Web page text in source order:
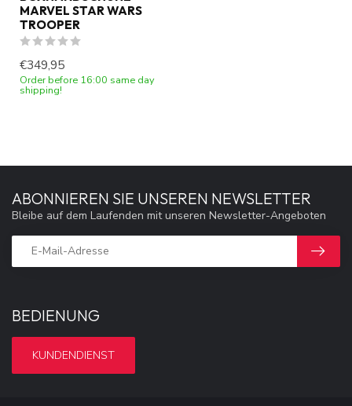
MARVEL STAR WARS
TROOPER
€349,95
Order before 16:00 same day
shipping!
BEDIENUNG
KUNDENDIENST
ABONNIEREN SIE UNSEREN NEWSLETTER
Bleibe auf dem Laufenden mit unseren Newsletter-Angeboten